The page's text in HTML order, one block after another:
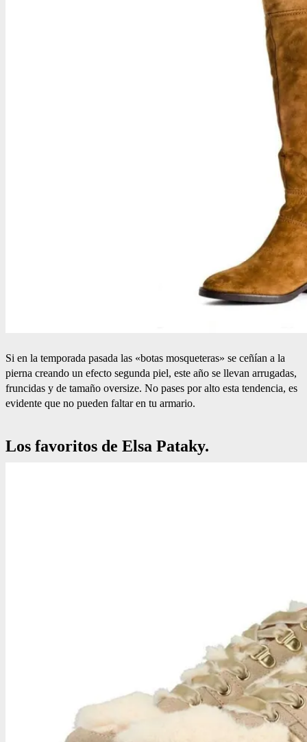
Si en la temporada pasada las «botas mosqueteras» se ceñían a la
pierna creando un efecto segunda piel, este año se llevan arrugadas,
fruncidas y de tamaño oversize. No pases por alto esta tendencia, es
evidente que no pueden faltar en tu armario.
Los favoritos de Elsa Pataky.